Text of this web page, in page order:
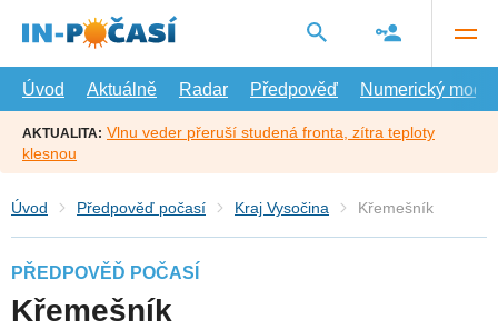
hlavní
Úvod
Aktuálně Radar Předpověď Numerický model
AKTUALITA: Vlnu veder přeruší studená fronta, zítra teploty
klesnou
Úvod Předpověď počasí Kraj Vysočina Křemešník
PŘEDPOVĚĎ POČASÍ
Křemešník